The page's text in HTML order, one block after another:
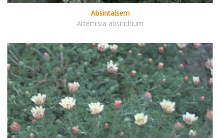
Absintalsem
Artemisia absinthium